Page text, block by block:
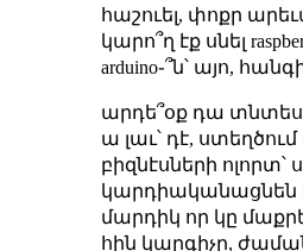
հաշուել, փոքր
կարո՞ղ էք սնել
arduino֊՞ն՝ այո,
արդե՞օք դա
ա լաւ՝ դէ,
բիզնէսների ոլորտ՝
կարդիականացնեն
մարդիկ որ կը
հին կարգիչը,